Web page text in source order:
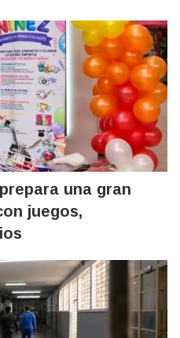
una gran
juegos,